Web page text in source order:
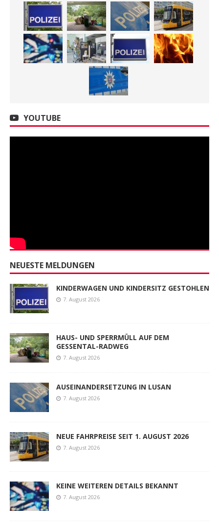
YOUTUBE
NEUESTE MELDUNGEN
KINDERWAGEN UND KINDERSITZ GESTOHLEN
7. August 2026
HAUS- UND SPERRMÜLL AUF DEM
GESSENTAL-RADWEG
7. August 2026
AUSEINANDERSETZUNG IN LUSAN
7. August 2026
NEUE FAHRPREISE SEIT 1. AUGUST 2026
7. August 2026
KEINE WEITEREN DETAILS BEKANNT
7. August 2026